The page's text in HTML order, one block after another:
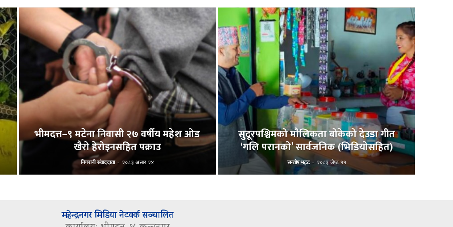
भीमदत्त–९ मटेना निवासी २७ वर्षीय महेश ओड
खैरो हेरोइनसहित पक्राउ
निगरानी संवाददाता - २०८३ असार २४
सुदूरपश्चिमको मौलिकता बोकेको देउडा गीत
‘गलि परानको’ सार्वजनिक (भिडियोसहित)
सन्तोष भट्ट - २०८३ जेष्ठ ११
महेन्द्रनगर मिडिया नेटवर्क सञ्चालित